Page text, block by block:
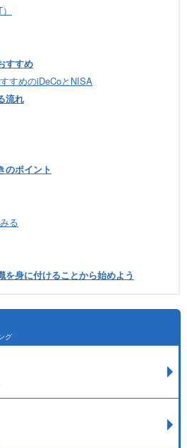
すすめ
すめのiDeCoとNISA
流れ
のポイント
る
身に付けることから始めよう
グ